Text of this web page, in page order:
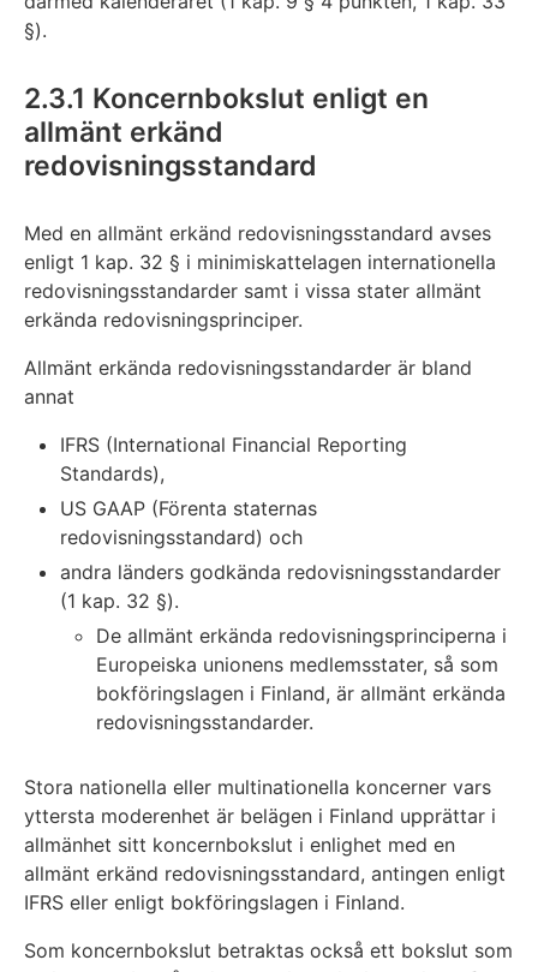
§).
2.3.1 Koncernbokslut enligt en
allmänt erkänd
redovisningsstandard
Med en allmänt erkänd redovisningsstandard avses
enligt 1 kap. 32 § i minimiskattelagen internationella
redovisningsstandarder samt i vissa stater allmänt
erkända redovisningsprinciper.
Allmänt erkända redovisningsstandarder är bland
annat
IFRS (International Financial Reporting
Standards),
US GAAP (Förenta staternas
redovisningsstandard) och
andra länders godkända redovisningsstandarder
(1 kap. 32 §).
De allmänt erkända redovisningsprinciperna i
Europeiska unionens medlemsstater, så som
bokföringslagen i Finland, är allmänt erkända
redovisningsstandarder.
Stora nationella eller multinationella koncerner vars
yttersta moderenhet är belägen i Finland upprättar i
allmänhet sitt koncernbokslut i enlighet med en
allmänt erkänd redovisningsstandard, antingen enligt
IFRS eller enligt bokföringslagen i Finland.
Som koncernbokslut betraktas också ett bokslut som